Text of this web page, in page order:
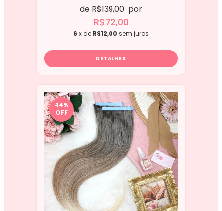
deR$139,00 por
R$72,00
6 x de R$12,00 sem juros
DETALHES
44%
OFF